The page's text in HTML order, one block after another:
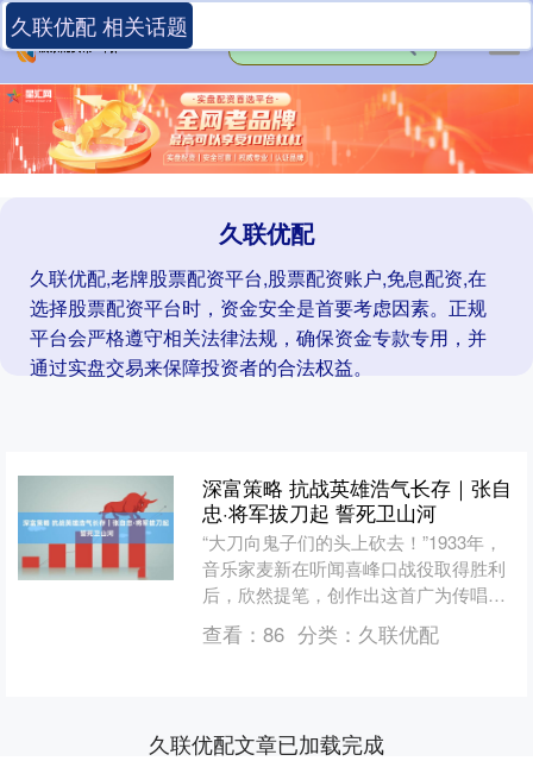
久联优配
久联优配,老牌股票配资平台,股票配资账户,免息配资,在
选择股票配资平台时，资金安全是首要考虑因素。正规
平台会严格遵守相关法律法规，确保资金专款专用，并
通过实盘交易来保障投资者的合法权益。
久联优配 相关话题
深富策略 抗战英雄浩气长存｜张自
忠·将军拔刀起 誓死卫山河
“大刀向鬼子们的头上砍去！”1933年，
音乐家麦新在听闻喜峰口战役取得胜利
后，欣然提笔，创作出这首广为传唱的
《大刀进行曲》。在最初的版本中，他
写道：“二十九军的....
查看： 86 分类： 久联优配
久联优配文章已加载完成